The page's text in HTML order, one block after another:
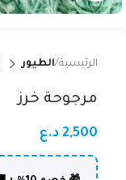
الرئيسية الطيور
مرجوحة خرز
2,500 د.ع